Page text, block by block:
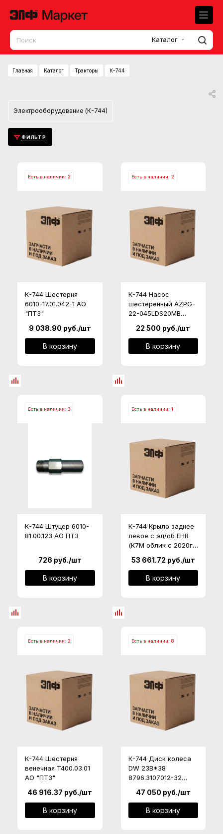
Каталог
Главная Каталог Тракторы К-744
Электрооборудование (К-744)
ФИЛЬТР
Есть в наличии: 2
К-744 Шестерня
6010-17.01.042-1 АО
"ПТЗ"
9 038.90 руб./шт
В корзину
Есть в наличии: 2
К-744 Насос
шестеренный AZPG-
22-045LDS20MB
22 500 руб./шт
В корзину
Есть в наличии: 3
К-744 Штуцер 6010-
81.00.123 АО ПТЗ
726 руб./шт
В корзину
Есть в наличии: 1
К-744 Крыло заднее
левое с эл/об EHR
(К7М облик с 2020г.)
"ПТЗ"
53 661.72 руб./шт
В корзину
Есть в наличии: 2
К-744 Шестерня
венечная T400.03.01
АО "ПТЗ"
46 916.37 руб./шт
В корзину
Есть в наличии: 8
К-744 Диск колеса
DW 23B*38
8796.3107012-32
АО "ПТЗ"
47 050 руб./шт
В корзину